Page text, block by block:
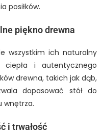
posiłków.
piękno drewna
wszystkim ich naturalny
ciepła i autentycznego
drewna, takich jak dąb,
dopasować stół do
wnętrza.
i trwałość